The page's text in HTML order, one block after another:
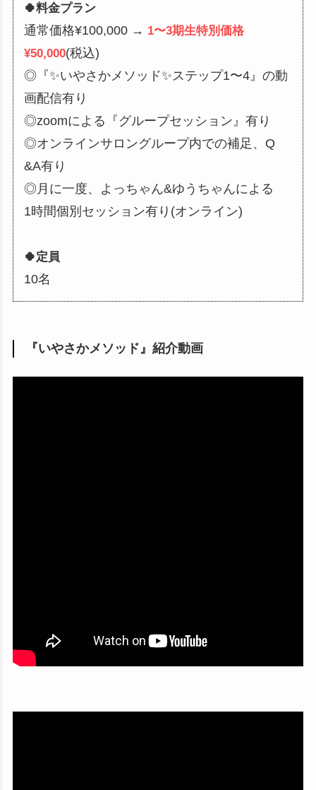
🍀料金プラン
通常価格¥100,000 → 1〜3期生特別価格
¥50,000(税込)
◎『✨いやさかメソッド✨ステップ1〜4』の動
画配信有り
◎zoomによる『グループセッション』有り
◎オンラインサロングループ内での補足、Q
&A有り
◎月に一度、よっちゃん&ゆうちゃんによる
1時間個別セッション有り(オンライン)
🍀定員
10名
『いやさかメソッド』紹介動画